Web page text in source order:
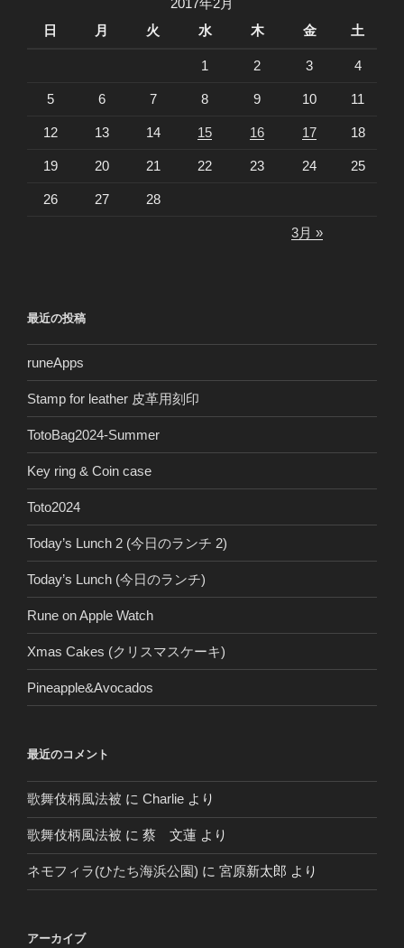
2017年2月
日
月 火 水 木 金 土
1 2 3 4
5 6 7 8 9 10 11
12 13 14 15 16 17 18
19 20 21 22 23 24 25
26 27 28
3月 »
最近の投稿
runeApps
Stamp for leather 皮革用刻印
TotoBag2024-Summer
Key ring & Coin case
Toto2024
Today’s Lunch 2 (今日のランチ 2)
Today’s Lunch (今日のランチ)
Rune on Apple Watch
Xmas Cakes (クリスマスケーキ)
Pineapple&Avocados
最近のコメント
歌舞伎柄風法被 に Charlie より
歌舞伎柄風法被 に 蔡 文蓮 より
ネモフィラ(ひたち海浜公園) に 宮原新太郎 より
アーカイブ